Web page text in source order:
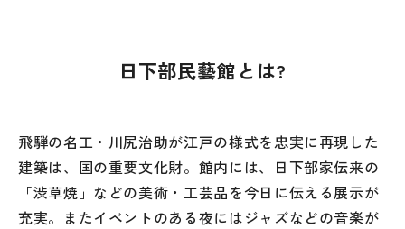
日下部民藝館とは?
飛騨の名工・川尻治助が江戸の様式を忠実に再現した
建築は、国の重要文化財。館内には、日下部家伝来の
「渋草焼」などの美術・工芸品を今日に伝える展示が
充実。またイベントのある夜にはジャズなどの音楽が